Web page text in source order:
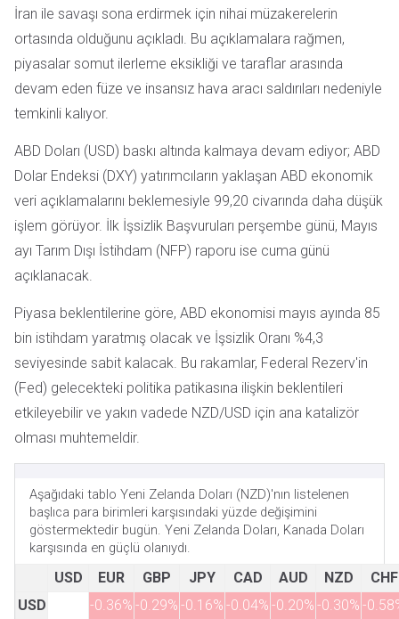
İran ile savaşı sona erdirmek için nihai müzakerelerin
ortasında olduğunu açıkladı. Bu açıklamalara rağmen,
piyasalar somut ilerleme eksikliği ve taraflar arasında
devam eden füze ve insansız hava aracı saldırıları nedeniyle
temkinli kalıyor.
ABD Doları (USD) baskı altında kalmaya devam ediyor; ABD
Dolar Endeksi (DXY) yatırımcıların yaklaşan ABD ekonomik
veri açıklamalarını beklemesiyle 99,20 civarında daha düşük
işlem görüyor. İlk İşsizlik Başvuruları perşembe günü, Mayıs
ayı Tarım Dışı İstihdam (NFP) raporu ise cuma günü
açıklanacak.
Piyasa beklentilerine göre, ABD ekonomisi mayıs ayında 85
bin istihdam yaratmış olacak ve İşsizlik Oranı %4,3
seviyesinde sabit kalacak. Bu rakamlar, Federal Rezerv'in
(Fed) gelecekteki politika patikasına ilişkin beklentileri
etkileyebilir ve yakın vadede NZD/USD için ana katalizör
olması muhtemeldir.
Aşağıdaki tablo Yeni Zelanda Doları (NZD)'nın listelenen
başlıca para birimleri karşısındaki yüzde değişimini
göstermektedir bugün. Yeni Zelanda Doları, Kanada Doları
karşısında en güçlü olanıydı.
USD EUR GBP JPY CAD AUD NZD
CHF
USD
-0.36% -0.29% -0.16% -0.04% -0.20% -0.30% -